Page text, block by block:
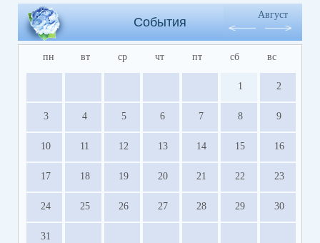
События
Август
пн вт ср чт пт сб вс
1 2
3 4 5 6 7 8 9
10 11 12 13 14 15 16
17 18 19 20 21 22 23
24 25 26 27 28 29 30
31